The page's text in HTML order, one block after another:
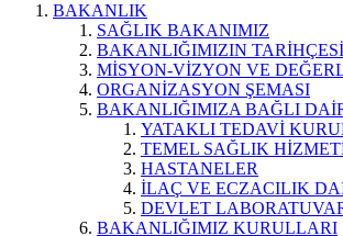
BAKANLIK
SAĞLIK BAKANIMIZ
BAKANLIĞIMIZIN TARİHÇESİ
MİSYON-VİZYON VE
ORGANİZASYON ŞEMASI
BAKANLIĞIMIZA BAĞLI
YATAKLI TEDAVİ
TEMEL SAĞLIK
HASTANELER
İLAÇ VE ECZACILIK
DEVLET
BAKANLIĞIMIZ KURULLARI